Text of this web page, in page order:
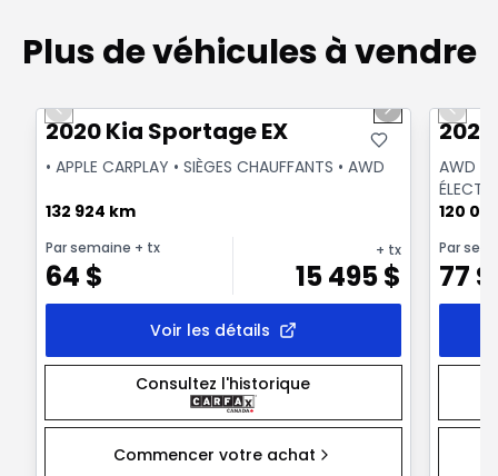
Plus de véhicules à vendre
Previous slide Next slide
2020 Kia Sportage EX
• APPLE CARPLAY • SIÈGES CHAUFFANTS • AWD
132 924 km
Par semaine + tx
64 $
+ tx
15 495$
Voir les détails
Consultez l'historique
Commencer votre achat
AWD |
120
Par
77 $